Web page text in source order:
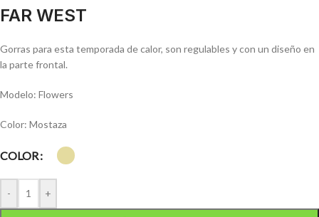
FAR WEST
Gorras para esta temporada de calor, son regulables y con un diseño en
la parte frontal.
Modelo: Flowers
Color: Mostaza
COLOR
- +